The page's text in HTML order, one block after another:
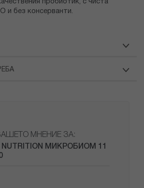
пробиотик, с чиста
и без консерванти.
МНЕНИЕ ЗА:
NUTRITION МИКРОБИОМ 11